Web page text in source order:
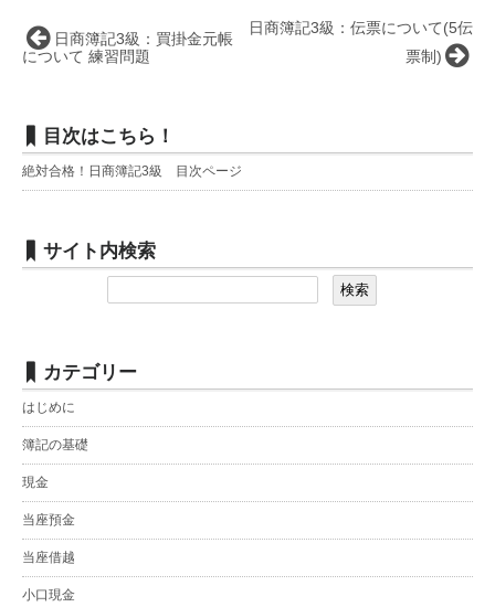
日商簿記3級：伝票について(5伝
票制)
日商簿記3級：買掛金元帳
について 練習問題
目次はこちら！
絶対合格！日商簿記3級 目次ページ
サイト内検索
カテゴリー
はじめに
簿記の基礎
現金
当座預金
当座借越
小口現金